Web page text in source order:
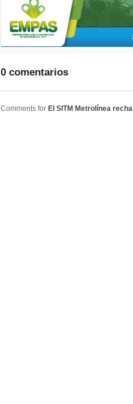
0 comentarios
Comments for El SITM Metrolínea